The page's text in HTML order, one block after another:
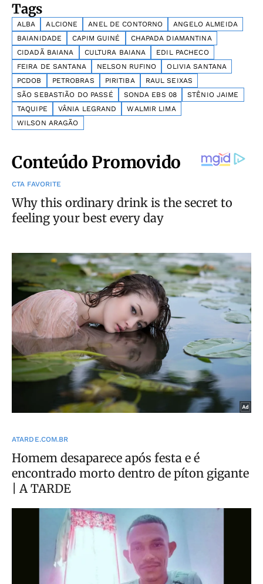
Tags
ALBA ALCIONE ANEL DE CONTORNO
ANGELO ALMEIDA
BAIANIDADE
CAPIM GUINÉ
CHAPADA DIAMANTINA
CIDADÃ BAIANA
CULTURA BAIANA
EDIL PACHECO
FEIRA DE SANTANA
NELSON RUFINO
OLIVIA SANTANA
PCDOB
PETROBRAS PIRITIBA
RAUL SEIXAS
SÃO SEBASTIÃO DO PASSÉ
SONDA EBS 08
STÊNIO JAIME
TAQUIPE
VÂNIA LEGRAND
WALMIR LIMA
WILSON ARAGÃO